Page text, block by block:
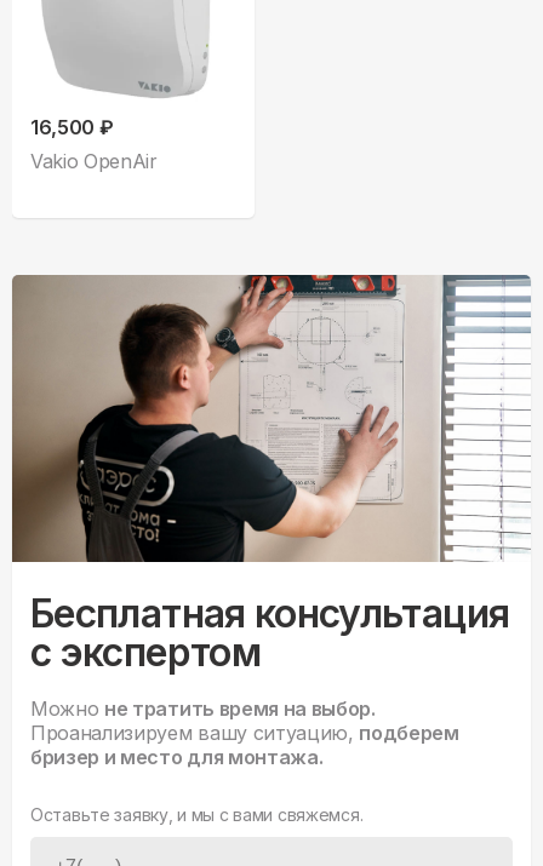
16,500 ₽
Vakio OpenAir
Бесплатная консультация
с экспертом
Можно не тратить время на выбор.
Проанализируем вашу ситуацию, подберем
бризер и место для монтажа.
Оставьте заявку, и мы с вами свяжемся.